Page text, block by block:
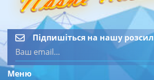
Підпишіться на нашу
Меню